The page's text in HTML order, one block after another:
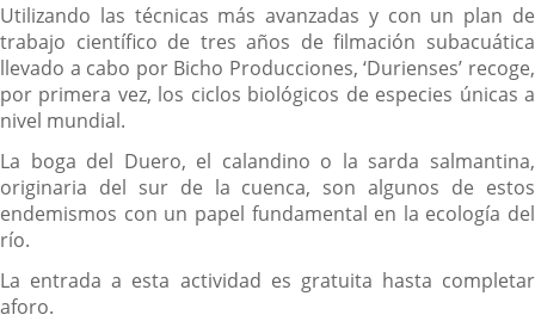
Utilizando las técnicas más avanzadas y con un plan de
trabajo científico de tres años de filmación subacuática
llevado a cabo por Bicho Producciones, ‘Durienses’ recoge,
por primera vez, los ciclos biológicos de especies únicas a
nivel mundial.
La boga del Duero, el calandino o la sarda salmantina,
originaria del sur de la cuenca, son algunos de estos
endemismos con un papel fundamental en la ecología del
río.
La entrada a esta actividad es gratuita hasta completar
aforo.